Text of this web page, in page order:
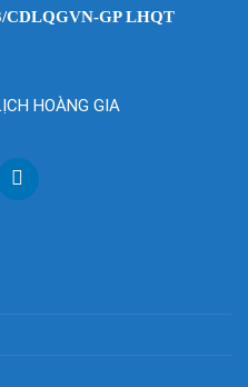
CDLQGVN-GP LHQT
HOÀNG GIA